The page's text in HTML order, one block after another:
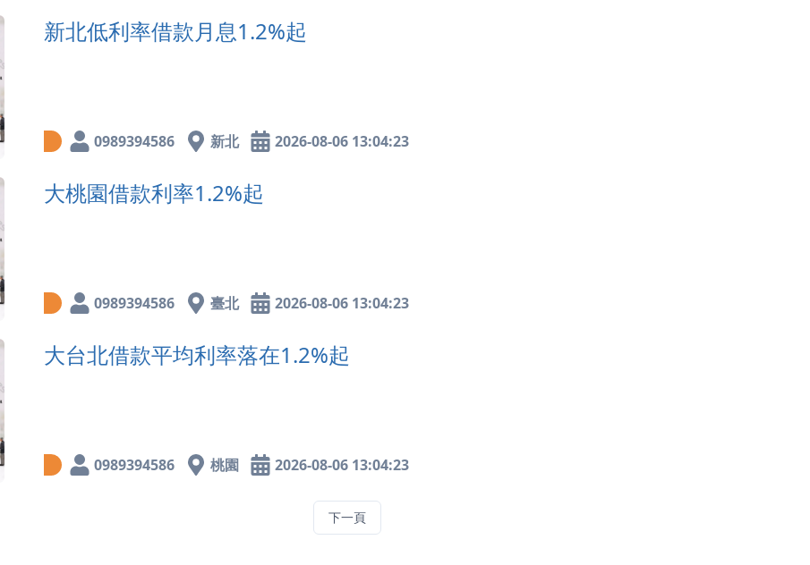
新北低利率借款月息1.2%起
0989394586 新北 2026-08-06 13:04:23
大桃園借款利率1.2%起
0989394586 臺北 2026-08-06 13:04:23
大台北借款平均利率落在1.2%起
0989394586 桃園 2026-08-06 13:04:23
下一頁